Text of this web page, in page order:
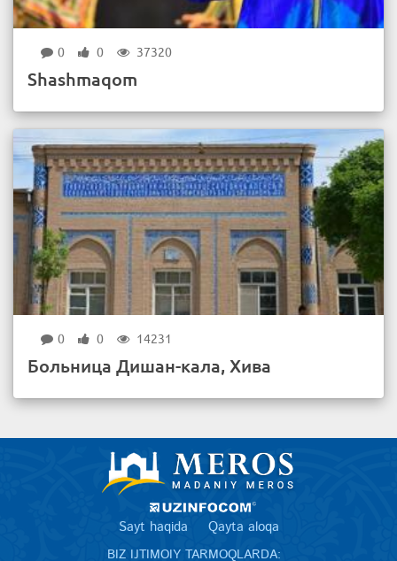
0 0 37320
Shashmaqom
0 0 14231
Больница Дишан-кала, Хива
Sayt haqida Qayta aloqa
BIZ IJTIMOIY TARMOQLARDA: